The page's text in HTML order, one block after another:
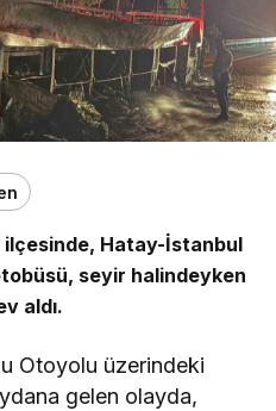
ilçesinde, Hatay-İstanbul
seyir halindeyken
aldı.
Otoyolu üzerindeki
gelen olayda,